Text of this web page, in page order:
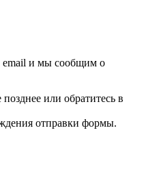
email и мы сообщим о
или обратитесь в
отправки формы.